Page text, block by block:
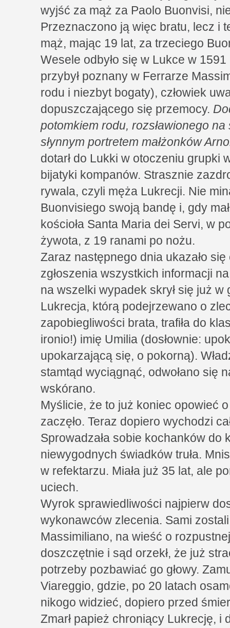
wyjść za mąż za Paolo Buonvisi,
Przeznaczono ją więc bratu, lecz i
mąż, mając 19 lat, za trzeciego
Wesele odbyło się w Lukce w
przybył poznany w Ferrarze
rodu i niezbyt bogaty), człowiek
dopuszczającego się przemocy.
potomkiem rodu, rozsławionego
słynnym portretem małżonków
dotarł do Lukki w otoczeniu grupki
bijatyki kompanów. Strasznie
rywala, czyli męża Lukrecji. Nie
Buonvisiego swoją bandę i, gdy
kościoła Santa Maria dei Servi, w
żywota, z 19 ranami po nożu.
Zaraz następnego dnia ukazało
zgłoszenia wszystkich informacji
na wszelki wypadek skrył się już w
Lukrecja, którą podejrzewano o
zapobiegliwości brata, trafiła do
ironio!) imię Umilia (dosłownie:
upokarzającą się, o pokorną).
stamtąd wyciągnąć, odwołano się
wskórano.
Myślicie, że to już koniec opowieć
zaczęło. Teraz dopiero wychodzi
Sprowadzała sobie kochanków do
niewygodnych świadków truła.
w refektarzu. Miała już 35 lat, ale
uciech.
Wyrok sprawiedliwości najpierw
wykonawców zlecenia. Sami
Massimiliano, na wieść o
doszczętnie i sąd orzekł, że już
potrzeby pozbawiać go głowy.
Viareggio, gdzie, po 20 latach
nikogo widzieć, dopiero przed
Zmarł papież chroniący Lukrecję, i